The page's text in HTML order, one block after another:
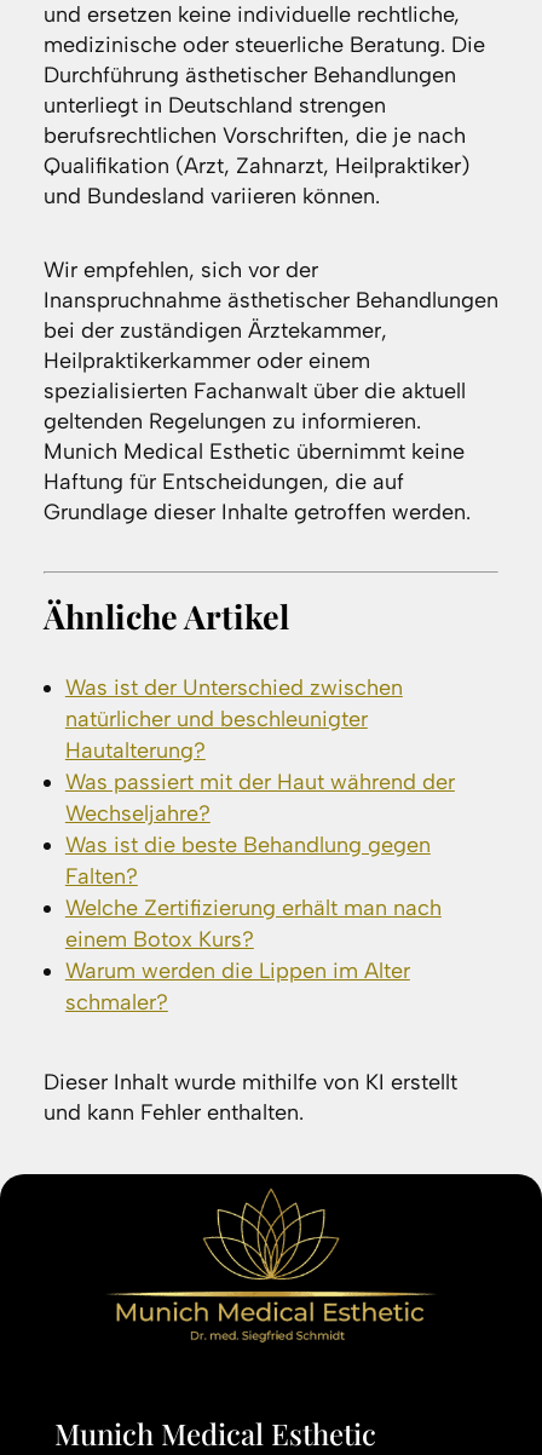
und ersetzen keine individuelle rechtliche,
medizinische oder steuerliche Beratung. Die
Durchführung ästhetischer Behandlungen
unterliegt in Deutschland strengen
berufsrechtlichen Vorschriften, die je nach
Qualifikation (Arzt, Zahnarzt, Heilpraktiker)
und Bundesland variieren können.
Wir empfehlen, sich vor der
Inanspruchnahme ästhetischer Behandlungen
bei der zuständigen Ärztekammer,
Heilpraktikerkammer oder einem
spezialisierten Fachanwalt über die aktuell
geltenden Regelungen zu informieren.
Munich Medical Esthetic übernimmt keine
Haftung für Entscheidungen, die auf
Grundlage dieser Inhalte getroffen werden.
Ähnliche Artikel
Was ist der Unterschied zwischen
natürlicher und beschleunigter
Hautalterung?
Was passiert mit der Haut während der
Wechseljahre?
Was ist die beste Behandlung gegen
Falten?
Welche Zertifizierung erhält man nach
einem Botox Kurs?
Warum werden die Lippen im Alter
schmaler?
Dieser Inhalt wurde mithilfe von KI erstellt
und kann Fehler enthalten.
Munich Medical Esthetic